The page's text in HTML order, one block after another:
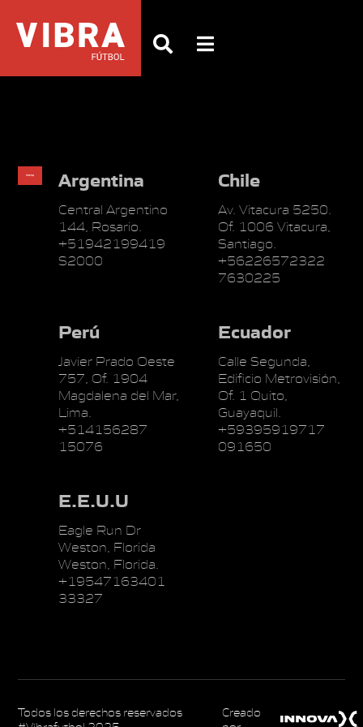
Argentina
Central Argentino
144, Rosario.
+51942199419
S2000
Chile
Av. Vitacura 5250.
Of. 1006 Vitacura,
Santiago.
+56226572322
7630225
Perú
Javier Prado Oeste
757, Of. 1904
Magdalena del Mar,
Lima.
+514156287
15076
Ecuador
Calle Segunda,
Edificio Metrovisión,
Of. 1 Quito,
Guayaquil.
+59395919717
091650
E.E.U.U
Eagle Run Dr
Weston, Florida
Weston, Florida.
+19547163401
33327
Todos los derechos reservados
Creado